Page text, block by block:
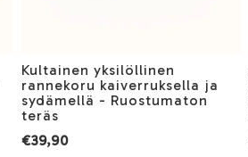
Kultainen yksilöllinen
rannekoru kaiverruksella ja
sydämellä - Ruostumaton
teräs
€39,90